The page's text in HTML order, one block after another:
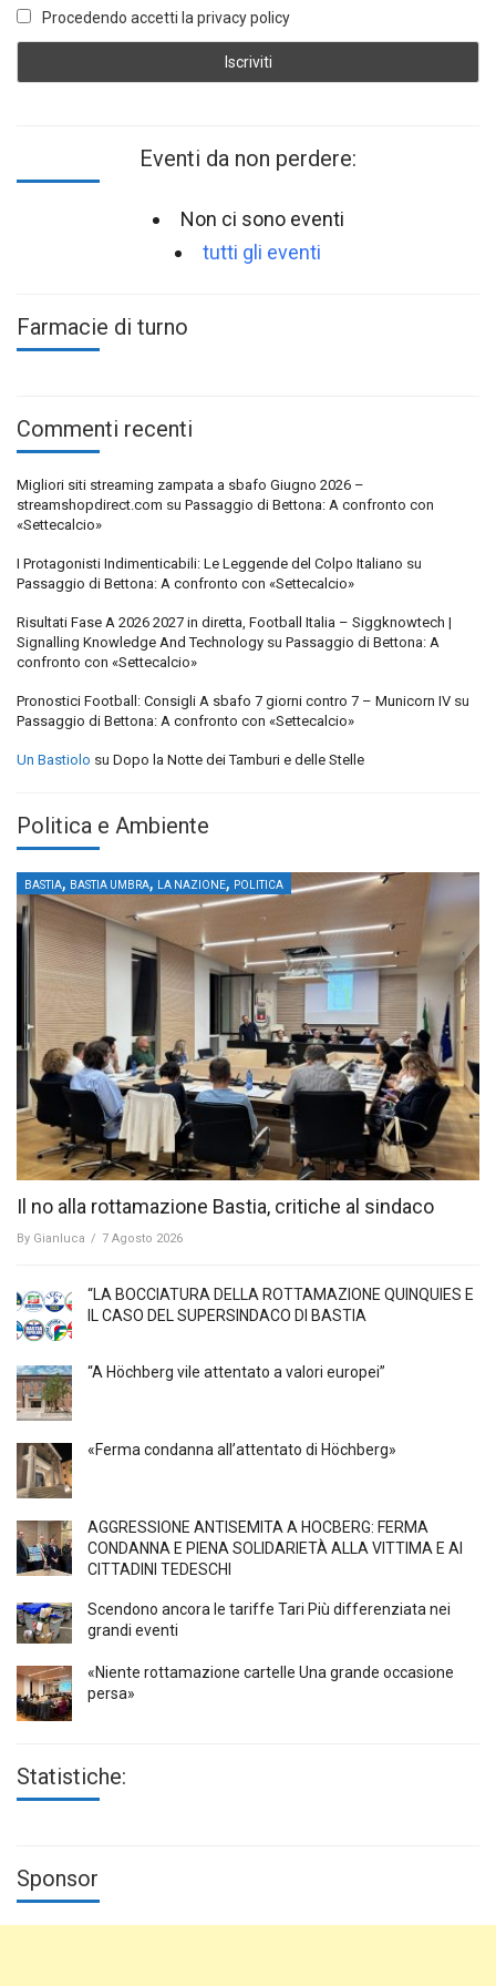
Procedendo accetti la privacy policy
Eventi da non perdere:
Non ci sono eventi
tutti gli eventi
Farmacie di turno
Commenti recenti
Migliori siti streaming zampata a sbafo Giugno 2026 –
streamshopdirect.com su Passaggio di Bettona: A confronto con
«Settecalcio»
I Protagonisti Indimenticabili: Le Leggende del Colpo Italiano su
Passaggio di Bettona: A confronto con «Settecalcio»
Risultati Fase A 2026 2027 in diretta, Football Italia – Siggknowtech |
Signalling Knowledge And Technology su Passaggio di Bettona: A
confronto con «Settecalcio»
Pronostici Football: Consigli A sbafo 7 giorni contro 7 – Municorn IV su
Passaggio di Bettona: A confronto con «Settecalcio»
Un Bastiolo su Dopo la Notte dei Tamburi e delle Stelle
Politica e Ambiente
BASTIA, BASTIA UMBRA, LA NAZIONE, POLITICA
Il no alla rottamazione Bastia, critiche al sindaco
By Gianluca / 7 Agosto 2026
“LA BOCCIATURA DELLA ROTTAMAZIONE QUINQUIES E
IL CASO DEL SUPERSINDACO DI BASTIA
“A Höchberg vile attentato a valori europei”
«Ferma condanna all’attentato di Höchberg»
AGGRESSIONE ANTISEMITA A HÖCBERG: FERMA
CONDANNA E PIENA SOLIDARIETÀ ALLA VITTIMA E AI
CITTADINI TEDESCHI
Scendono ancora le tariffe Tari Più differenziata nei
grandi eventi
«Niente rottamazione cartelle Una grande occasione
persa»
Statistiche:
Sponsor